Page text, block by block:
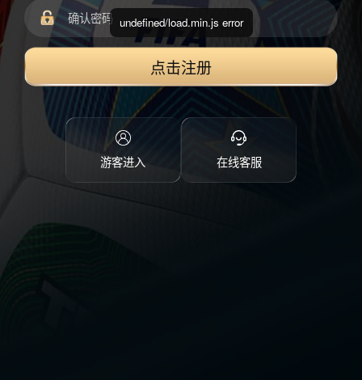
点击注册
游客进入 在线客服
undefined/load.min.js error